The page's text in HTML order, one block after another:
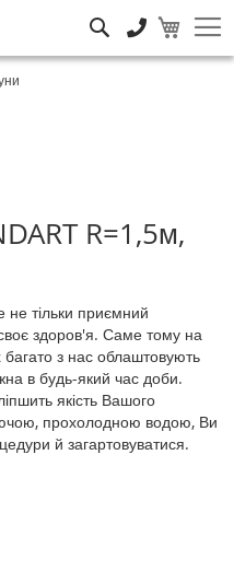
R=1,5м,
не тільки приємний
здоров'я. Саме тому на
з нас облаштовують
в будь-який час доби.
якість Вашого
прохолодною водою, Ви
й загартовуватися.